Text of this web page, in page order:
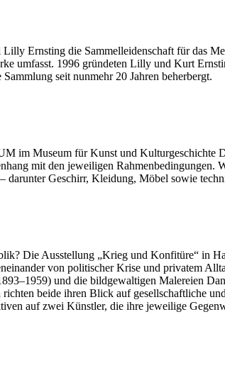
Ernsting die Sammelleidenschaft für das
umfasst. 1996 gründeten Lilly und Kurt
seit nunmehr 20 Jahren beherbergt.
im Museum für Kunst und Kulturgeschichte
mit den jeweiligen Rahmenbedingungen.
Geschirr, Kleidung, Möbel sowie
Die Ausstellung „Krieg und Konfitüre“ in
von politischer Krise und privatem
und die bildgewaltigen Malereien
beide ihren Blick auf gesellschaftliche
auf zwei Künstler, die ihre jeweilige